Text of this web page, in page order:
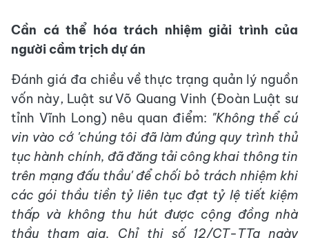
Cần cá thể hóa trách nhiệm giải trình của
người cầm trịch dự án
Đánh giá đa chiều về thực trạng quản lý nguồn
vốn này, Luật sư Võ Quang Vinh (Đoàn Luật sư
tỉnh Vĩnh Long) nêu quan điểm: "Không thể cứ
vin vào cớ 'chúng tôi đã làm đúng quy trình thủ
tục hành chính, đã đăng tải công khai thông tin
trên mạng đấu thầu' để chối bỏ trách nhiệm khi
các gói thầu tiền tỷ liên tục đạt tỷ lệ tiết kiệm
thấp và không thu hút được cộng đồng nhà
thầu tham gia. Chỉ thị số 12/CT-TTg ngày